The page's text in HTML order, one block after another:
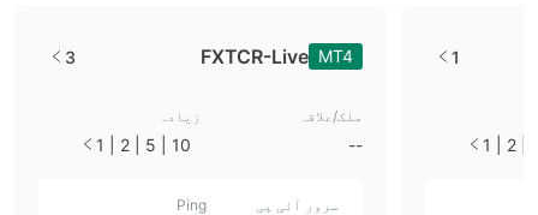
MT4
FXTCR-Live
3
ملک/علاقہ
--
زیادہ
10 | 5 | 2 | 1
سرور آئی پی Ping
1